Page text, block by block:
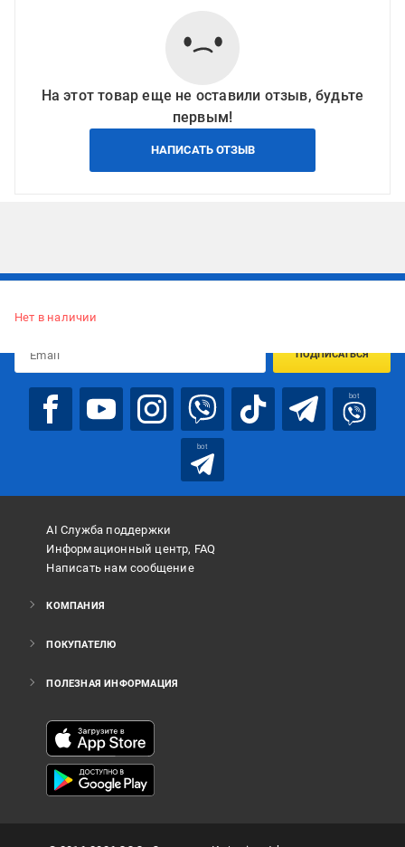
На этот товар еще не оставили отзыв, будьте
первым!
НАПИСАТЬ ОТЗЫВ
Нет в наличии
ПОДПИСАТЬСЯ
bot
bot
AI Служба поддержки
Информационный центр, FAQ
Написать нам сообщение
КОМПАНИЯ
ПОКУПАТЕЛЮ
ПОЛЕЗНАЯ ИНФОРМАЦИЯ